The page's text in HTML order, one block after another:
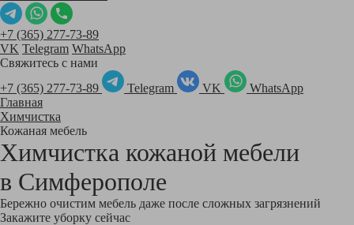
+7 (365) 277-73-89
VK Telegram WhatsApp
Свяжитесь с нами
+7 (365) 277-73-89
Telegram VK
WhatsApp
Главная
Химчистка
Кожаная мебель
Химчистка кожаной мебели
в Симферополе
Бережно очистим мебель даже после сложных загрязнений
Закажите уборку сейчас